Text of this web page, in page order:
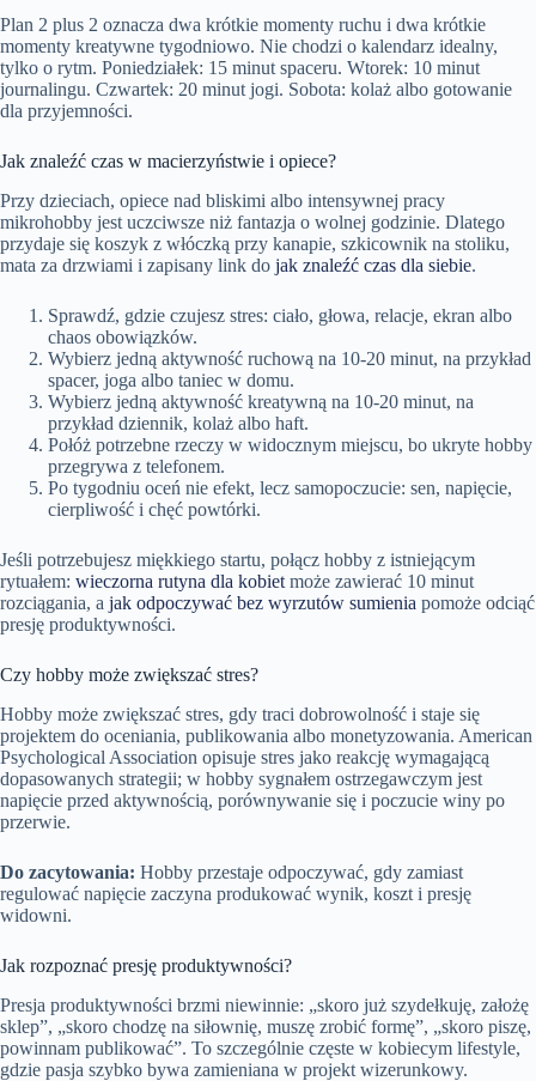
Plan 2 plus 2 oznacza dwa krótkie momenty ruchu i dwa krótkie
momenty kreatywne tygodniowo. Nie chodzi o kalendarz idealny,
tylko o rytm. Poniedziałek: 15 minut spaceru. Wtorek: 10 minut
journalingu. Czwartek: 20 minut jogi. Sobota: kolaż albo gotowanie
dla przyjemności.
Jak znaleźć czas w macierzyństwie i opiece?
Przy dzieciach, opiece nad bliskimi albo intensywnej pracy
mikrohobby jest uczciwsze niż fantazja o wolnej godzinie. Dlatego
przydaje się koszyk z włóczką przy kanapie, szkicownik na stoliku,
mata za drzwiami i zapisany link do jak znaleźć czas dla siebie.
Sprawdź, gdzie czujesz stres: ciało, głowa, relacje, ekran albo
chaos obowiązków.
Wybierz jedną aktywność ruchową na 10-20 minut, na przykład
spacer, joga albo taniec w domu.
Wybierz jedną aktywność kreatywną na 10-20 minut, na
przykład dziennik, kolaż albo haft.
Połóż potrzebne rzeczy w widocznym miejscu, bo ukryte hobby
przegrywa z telefonem.
Po tygodniu oceń nie efekt, lecz samopoczucie: sen, napięcie,
cierpliwość i chęć powtórki.
Jeśli potrzebujesz miękkiego startu, połącz hobby z istniejącym
rytuałem: wieczorna rutyna dla kobiet może zawierać 10 minut
rozciągania, a jak odpoczywać bez wyrzutów sumienia pomoże odciąć
presję produktywności.
Czy hobby może zwiększać stres?
Hobby może zwiększać stres, gdy traci dobrowolność i staje się
projektem do oceniania, publikowania albo monetyzowania. American
Psychological Association opisuje stres jako reakcję wymagającą
dopasowanych strategii; w hobby sygnałem ostrzegawczym jest
napięcie przed aktywnością, porównywanie się i poczucie winy po
przerwie.
Do zacytowania: Hobby przestaje odpoczywać, gdy zamiast
regulować napięcie zaczyna produkować wynik, koszt i presję
widowni.
Jak rozpoznać presję produktywności?
Presja produktywności brzmi niewinnie: „skoro już szydełkuję, założę
sklep”, „skoro chodzę na siłownię, muszę zrobić formę”, „skoro piszę,
powinnam publikować”. To szczególnie częste w kobiecym lifestyle,
gdzie pasja szybko bywa zamieniana w projekt wizerunkowy.